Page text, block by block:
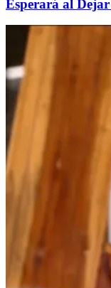
Esperará al